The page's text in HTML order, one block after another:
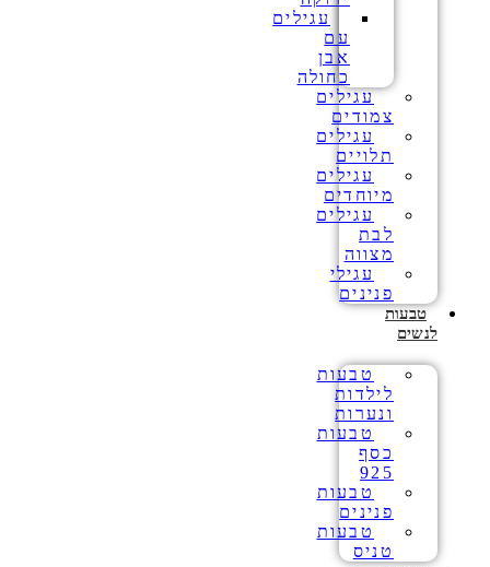
עגילים
עם
אבן
כחולה
עגילים
צמודים
עגילים
תלויים
עגילים
מיוחדים
עגילים
לבת
מצווה
עגילי
פנינים
טבעות
לנשים
טבעות
לילדות
ונערות
טבעות
כסף
925
טבעות
פנינים
טבעות
טניס